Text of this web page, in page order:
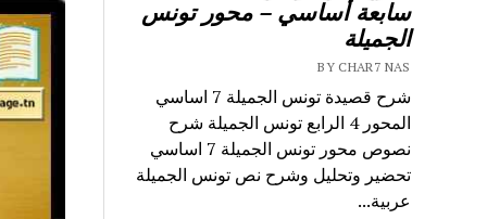
سابعة أساسي – محور تونس
الجميلة
BY CHAR7 NAS
شرح قصيدة تونس الجميلة 7 اساسي
المحور 4 الرابع تونس الجميلة شرح
نصوص محور تونس الجميلة 7 اساسي
تحضير وتحليل وشرح نص تونس الجميلة
عربية...